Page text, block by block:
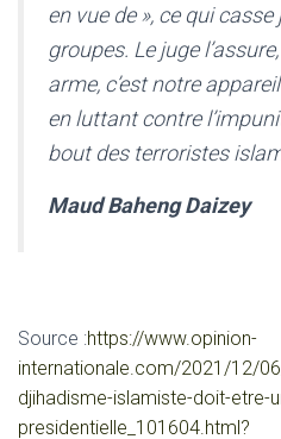
en vue de», ce qui
groupes. Le juge
arme, c’est notre
en luttant contre
bout des terroristes
Maud Baheng Daizey
Source :https://www.opinion-
internationale.com/2021/12/
djihadisme-islamiste-doit-etre-
presidentielle_101604.html?